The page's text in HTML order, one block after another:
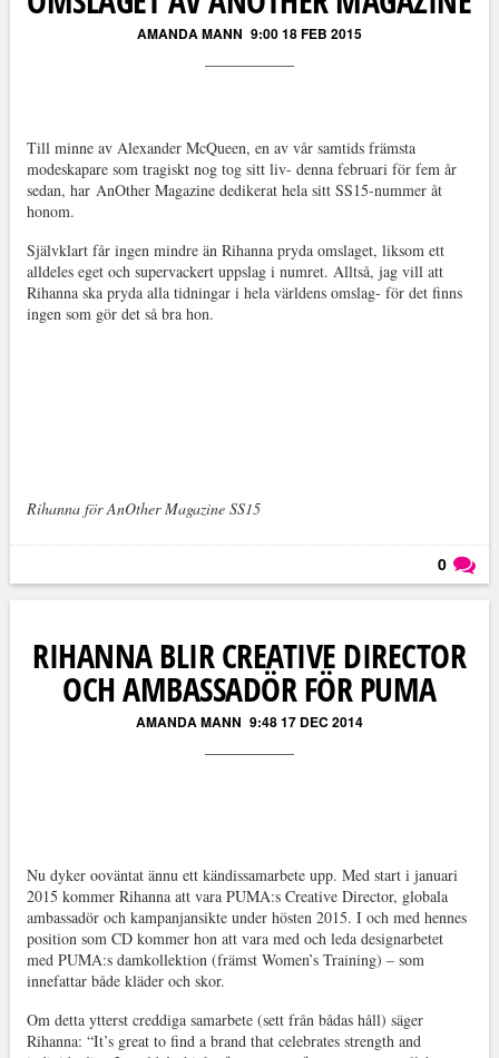
AMANDA MANN 9:00 18 FEB 2015
Till minne av Alexander McQueen, en av vår samtids främsta
modeskapare som tragiskt nog tog sitt liv- denna februari för fem år
sedan, har AnOther Magazine dedikerat hela sitt SS15-nummer åt
honom.
Självklart får ingen mindre än Rihanna pryda omslaget, liksom ett
alldeles eget och supervackert uppslag i numret. Alltså, jag vill att
Rihanna ska pryda alla tidningar i hela världens omslag- för det finns
ingen som gör det så bra hon.
Rihanna för AnOther Magazine SS15
0
RIHANNA BLIR CREATIVE DIRECTOR
OCH AMBASSADÖR FÖR PUMA
AMANDA MANN 9:48 17 DEC 2014
Nu dyker ooväntat ännu ett kändissamarbete upp. Med start i januari
2015 kommer Rihanna att vara PUMA:s Creative Director, globala
ambassadör och kampanjansikte under hösten 2015. I och med hennes
position som CD kommer hon att vara med och leda designarbetet
med PUMA:s damkollektion (främst Women’s Training) – som
innefattar både kläder och skor.
Om detta ytterst creddiga samarbete (sett från bådas håll) säger
Rihanna: “It’s great to find a brand that celebrates strength and